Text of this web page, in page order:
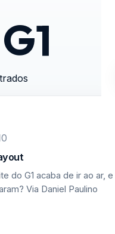
G1
do G1 acaba de ir ao ar, e
Via Daniel Paulino